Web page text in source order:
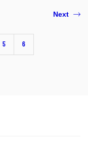
5 6
Next